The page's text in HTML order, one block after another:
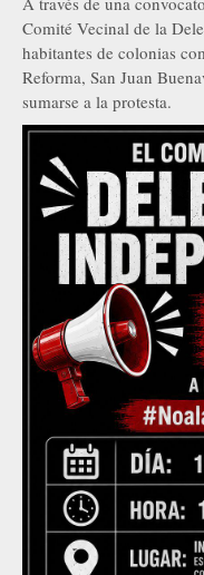
Comité Vecinal de la
habitantes de colonias
Reforma, San Juan
sumarse a la protesta.